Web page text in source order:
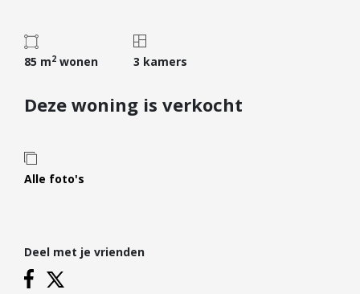
Huren
Verhuren
Verzekeren
Projectontwikkelaars
Hypotheekadvies
Hypotheek oversluiten
85 m2 wonen 3 kamers
Deze woning is verkocht
Alle foto's
Deel met je vrienden